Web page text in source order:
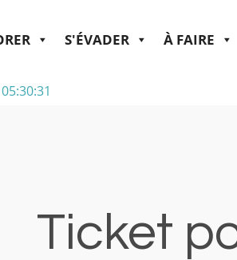
S'ÉVADER À FAIRE
05:30:31
Ticket